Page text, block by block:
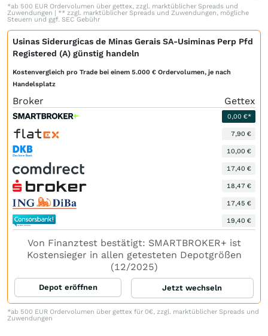
*ab 500 EUR Ordervolumen über gettex, zzgl. marktüblicher Spreads und
Zuwendungen | ** zzgl. marktüblicher Spreads und Zuwendungen, mögliche
Steuern und ggf. SEC Gebühr
Usinas Siderurgicas de Minas Gerais SA-Usiminas Perp Pfd
Registered (A) günstig handeln
Kostenvergleich pro Trade bei einem 5.000 € Ordervolumen, je nach
Handelsplatz
Broker Gettex
0,00 €*
7,90 €
10,00 €
17,40 €
18,47 €
17,45 €
19,40 €
Von Finanztest bestätigt: SMARTBROKER+ ist
Kostensieger in allen getesteten Depotgrößen
(12/2025)
Depot eröffnen Jetzt wechseln
*ab 500 EUR Ordervolumen über gettex für 0€, zzgl. marktüblicher Spreads und
Zuwendungen